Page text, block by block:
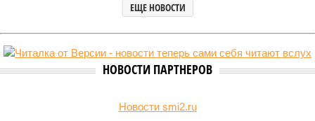
ЕЩЕ НОВОСТИ
НОВОСТИ ПАРТНЕРОВ
Новости smi2.ru